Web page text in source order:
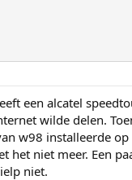
een alcatel
wilde delen.
w98 installeerde
het niet meer. Een
niet.